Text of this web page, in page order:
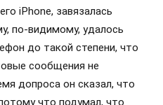
iPhone, завязалась
по-видимому, удалось
до такой степени, что
сообщения не
допроса он сказал, что
что подумал, что